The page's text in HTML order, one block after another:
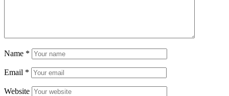
Name *
Email *
Website